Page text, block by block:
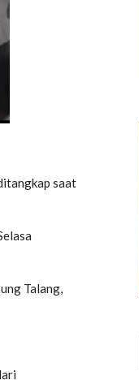
saat
Talang,